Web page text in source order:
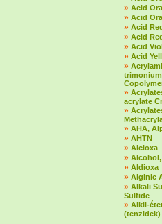
» Acid
» Acid
» Acid
» Acid
» Acid
» Acid
»
»
acrylate
»
» AHA,
» AHTN
» Alcloxa
» Alcohol,
» Aldioxa
» Alginic
» Alkali
Sulfide
» Alkil-
(tenzidek)